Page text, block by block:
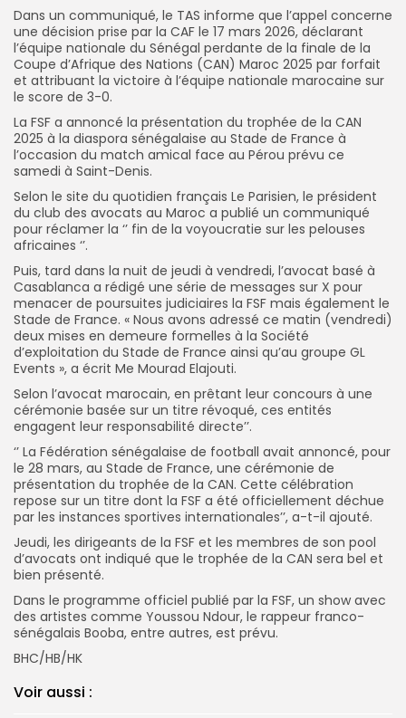
Dans un communiqué, le TAS informe que l’appel concerne
une décision prise par la CAF le 17 mars 2026, déclarant
l’équipe nationale du Sénégal perdante de la finale de la
Coupe d’Afrique des Nations (CAN) Maroc 2025 par forfait
et attribuant la victoire à l’équipe nationale marocaine sur
le ‎score de 3-0.
La FSF a annoncé la présentation du trophée de la CAN
2025 à la diaspora sénégalaise au Stade de France à
l’occasion du match amical face au Pérou prévu ce
samedi à Saint-Denis.
Selon le site du quotidien français Le Parisien, le président
du club des avocats au Maroc a publié un communiqué
pour réclamer la ‘’ fin de la voyoucratie sur les pelouses
africaines ‘’.
Puis, tard dans la nuit de jeudi à vendredi, l’avocat basé à
Casablanca a rédigé une série de messages sur X pour
menacer de poursuites judiciaires la FSF mais également le
Stade de France. « Nous avons adressé ce matin (vendredi)
deux mises en demeure formelles à la Société
d’exploitation du Stade de France ainsi qu’au groupe GL
Events », a écrit Me Mourad Elajouti.
Selon l’avocat marocain, en prêtant leur concours à une
cérémonie basée sur un titre révoqué, ces entités
engagent leur responsabilité directe’’.
‘’ La Fédération sénégalaise de football avait annoncé, pour
le 28 mars, au Stade de France, une cérémonie de
présentation du trophée de la CAN. Cette célébration
repose sur un titre dont la FSF a été officiellement déchue
par les instances sportives internationales’’, a-t-il ajouté.
Jeudi, les dirigeants de la FSF et les membres de son pool
d’avocats ont indiqué que le trophée de la CAN sera bel et
bien présenté.
Dans le programme officiel publié par la FSF, un show avec
des artistes comme Youssou Ndour, le rappeur franco-
sénégalais Booba, entre autres, est prévu.
BHC/HB/HK
Voir aussi :